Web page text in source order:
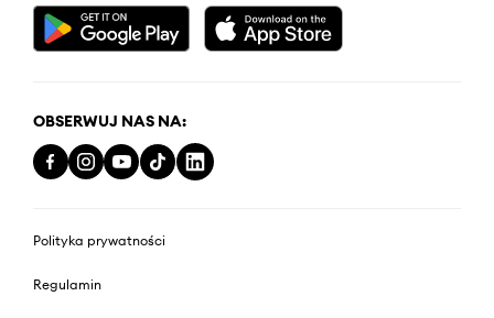
OBSERWUJ NAS NA:
Polityka prywatności
Regulamin